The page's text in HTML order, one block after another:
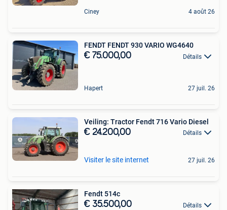
Ciney 4 août 26
FENDT FENDT 930 VARIO WG4640
€ 75.000,00 Détails
Hapert 27 juil. 26
Veiling: Tractor Fendt 716 Vario Diesel
€ 24.200,00 Détails
Visiter le site internet 27 juil. 26
Fendt 514c
€ 35.500,00 Détails